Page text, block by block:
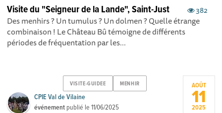
382
Visite du "Seigneur de la Lande", Saint-Just
Des menhirs ? Un tumulus ? Un dolmen ? Quelle étrange
combinaison ! Le Château Bû témoigne de différents
périodes de fréquentation par les...
VISITE-GUIDEE MENHIR
CPIE Val de Vilaine
événement publié le11/06/2025
AOÛT
11
2025